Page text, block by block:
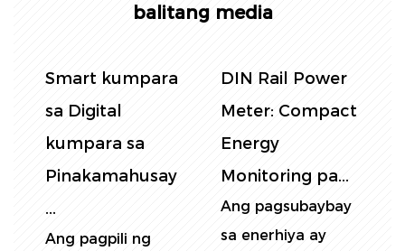
balitang media
Smart kumpara
sa Digital
kumpara sa
Pinakamahusay
...
Ang pagpili ng
DIN Rail Power
Meter: Compact
Energy
Monitoring pa...
Ang pagsubaybay
sa enerhiya ay